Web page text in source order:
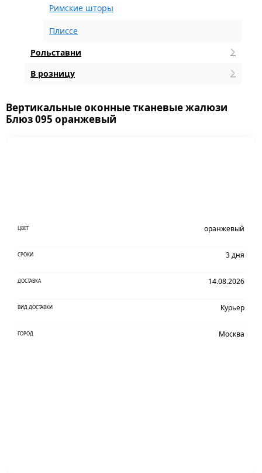
Римские шторы
Плиссе
Рольставни
В розницу
Вертикальные оконные тканевые жалюзи
Блюз 095 оранжевый
ЦВЕТ оранжевый
СРОКИ 3 дня
ДОСТАВКА 14.08.2026
ВИД ДОСТАВКИ Курьер
ГОРОД Москва